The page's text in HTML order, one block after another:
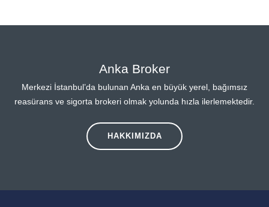
Anka Broker
Merkezi İstanbul’da bulunan Anka en büyük yerel, bağımsız
reasürans ve sigorta brokeri olmak yolunda hızla ilerlemektedir.
HAKKIMIZDA